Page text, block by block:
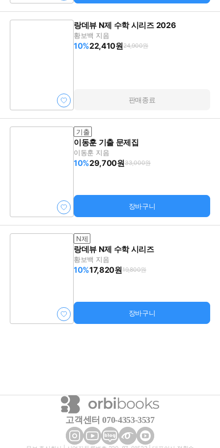
랑데뷰 N제 수학 시리즈 2026
황보백 지음
10%22,410원24,900원
판매종료
기출
이동훈 기출 문제집
이동훈 지음
10%29,700원33,000원
장바구니
N제
랑데뷰 N제 수학 시리즈
황보백 지음
10%17,820원19,800원
장바구니
고객센터 070-4353-3537